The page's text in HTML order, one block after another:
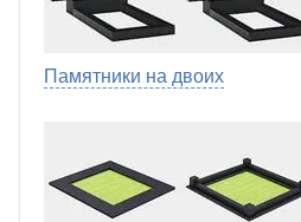
Памятники на двоих